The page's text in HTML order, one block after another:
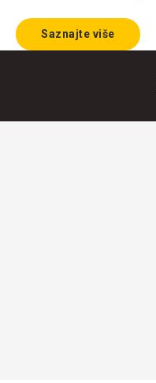
Saznajte više